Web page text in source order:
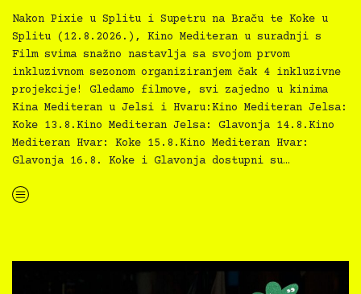
Nakon Pixie u Splitu i Supetru na Braču te Koke u
Splitu (12.8.2026.), Kino Mediteran u suradnji s
Film svima snažno nastavlja sa svojom prvom
inkluzivnom sezonom organiziranjem čak 4 inkluzivne
projekcije! Gledamo filmove, svi zajedno u kinima
Kina Mediteran u Jelsi i Hvaru:Kino Mediteran Jelsa:
Koke 13.8.Kino Mediteran Jelsa: Glavonja 14.8.Kino
Mediteran Hvar: Koke 15.8.Kino Mediteran Hvar:
Glavonja 16.8. Koke i Glavonja dostupni su…
“Kino Mediteran i Film svima nastavljaju inkluzivnu turneju na Hvaru”